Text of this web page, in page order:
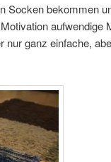
Socken bekommen
aufwendige
ganz einfache,